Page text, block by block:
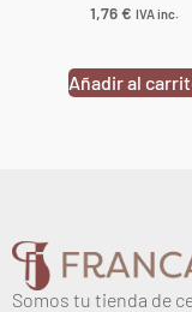
1,76€ IVA inc.
Añadir al
Somos tu tienda de